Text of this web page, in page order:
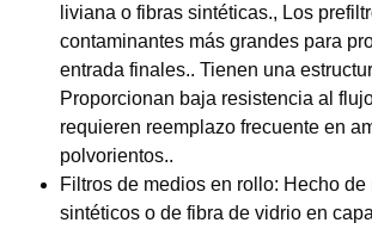
liviana o fibras sintéticas., Los
contaminantes más grandes para
entrada finales.. Tienen una
Proporcionan baja resistencia al
requieren reemplazo frecuente en
polvorientos..
Filtros de medios en rollo: Hecho de
sintéticos o de fibra de vidrio en